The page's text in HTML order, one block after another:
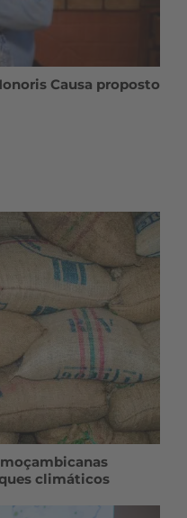
Causa proposto
climáticos